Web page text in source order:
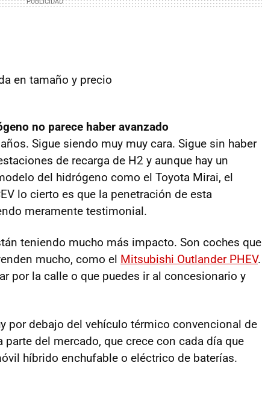
no parece haber avanzado
Sigue siendo muy muy cara. Sigue sin haber
de recarga de H2 y aunque hay un
del hidrógeno como el Toyota Mirai, el
lo cierto es que la penetración de esta
meramente testimonial.
teniendo mucho más impacto. Son coches que
mucho, como el Mitsubishi Outlander PHEV.
por la calle o que puedes ir al concesionario y
por debajo del vehículo térmico convencional de
del mercado, que crece con cada día que
híbrido enchufable o eléctrico de baterías.